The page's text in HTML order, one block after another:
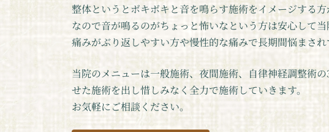
整体というとボキボキと音を鳴らす施術をイメージする
なので音が鳴るのがちょっと怖いなという方は安心して
痛みがぶり返しやすい方や慢性的な痛みで長期間悩まされ
当院のメニューは一般施術、夜間施術、自律神経調整術
せた施術を出し惜しみなく全力で施術していきます。
お気軽にご相談ください。